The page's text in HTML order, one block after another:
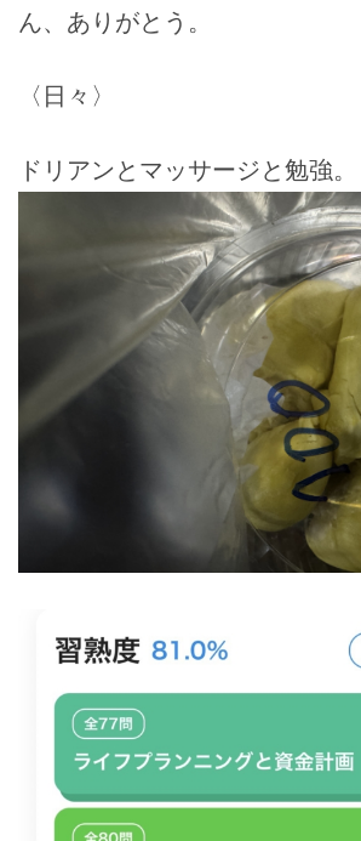
ん、ありがとう。
〈日々〉
ドリアンとマッサージと勉強。